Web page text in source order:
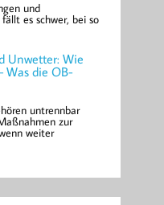
und
es schwer, bei so
Unwetter: Wie
Was die OB-
untrennbar
zur
weiter